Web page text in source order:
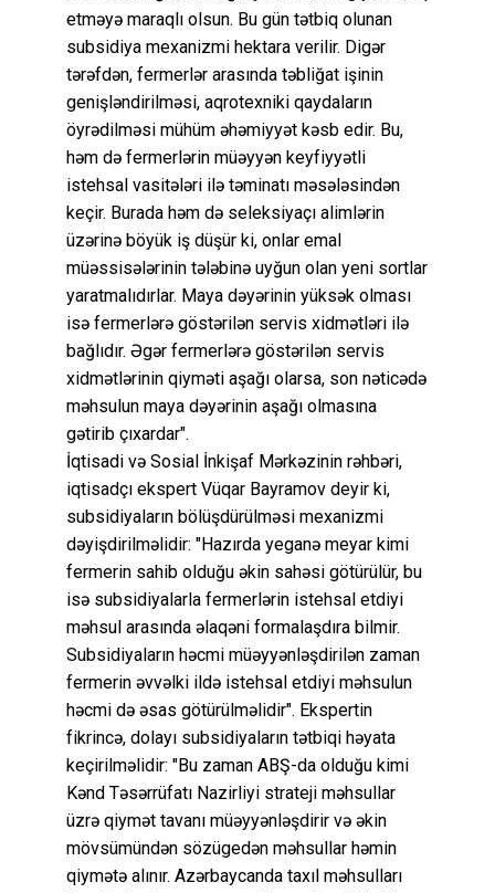
etməyə maraqlı olsun. Bu gün tətbiq olunan
subsidiya mexanizmi hektara verilir. Digər
tərəfdən, fermerlər arasında təbliğat işinin
genişləndirilməsi, aqrotexniki qaydaların
öyrədilməsi mühüm əhəmiyyət kəsb edir. Bu,
həm də fermerlərin müəyyən keyfiyyətli
istehsal vasitələri ilə təminatı məsələsindən
keçir. Burada həm də seleksiyaçı alimlərin
üzərinə böyük iş düşür ki, onlar emal
müəssisələrinin tələbinə uyğun olan yeni sortlar
yaratmalıdırlar. Maya dəyərinin yüksək olması
isə fermerlərə göstərilən servis xidmətləri ilə
bağlıdır. Əgər fermerlərə göstərilən servis
xidmətlərinin qiyməti aşağı olarsa, son nəticədə
məhsulun maya dəyərinin aşağı olmasına
gətirib çıxardar".
İqtisadi və Sosial İnkişaf Mərkəzinin rəhbəri,
iqtisadçı ekspert Vüqar Bayramov deyir ki,
subsidiyaların bölüşdürülməsi mexanizmi
dəyişdirilməlidir: "Hazırda yeganə meyar kimi
fermerin sahib olduğu əkin sahəsi götürülür, bu
isə subsidiyalarla fermerlərin istehsal etdiyi
məhsul arasında əlaqəni formalaşdıra bilmir.
Subsidiyaların həcmi müəyyənləşdirilən zaman
fermerin əvvəlki ildə istehsal etdiyi məhsulun
həcmi də əsas götürülməlidir". Ekspertin
fikrincə, dolayı subsidiyaların tətbiqi həyata
keçirilməlidir: "Bu zaman ABŞ-da olduğu kimi
Kənd Təsərrüfatı Nazirliyi strateji məhsullar
üzrə qiymət tavanı müəyyənləşdirir və əkin
mövsümündən sözügedən məhsullar həmin
qiymətə alınır. Azərbaycanda taxıl məhsulları